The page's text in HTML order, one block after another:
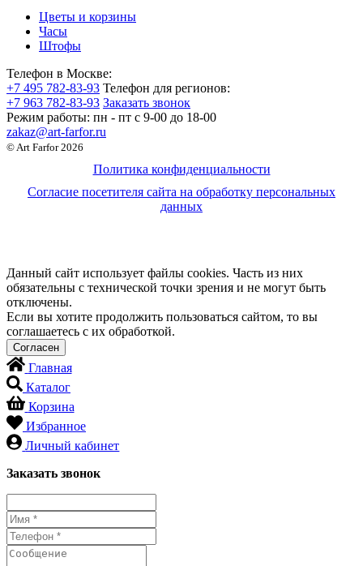
Цветы и корзины
Часы
Штофы
Телефон в Москве:
+7 495 782-83-93 Телефон для регионов:
+7 963 782-83-93 Заказать звонок
Режим работы: пн - пт c 9-00 до 18-00
zakaz@art-farfor.ru
© Art Farfor 2026
Политика конфиденциальности
Согласие посетителя сайта на обработку персональных
данных
Данный сайт использует файлы cookies. Часть из них
обязательны с технической точки зрения и не могут быть
отключены.
Если вы хотите продолжить пользоваться сайтом, то вы
соглашаетесь с их обработкой.
Главная
Каталог
Корзина
Избранное
Личный кабинет
Заказать звонок